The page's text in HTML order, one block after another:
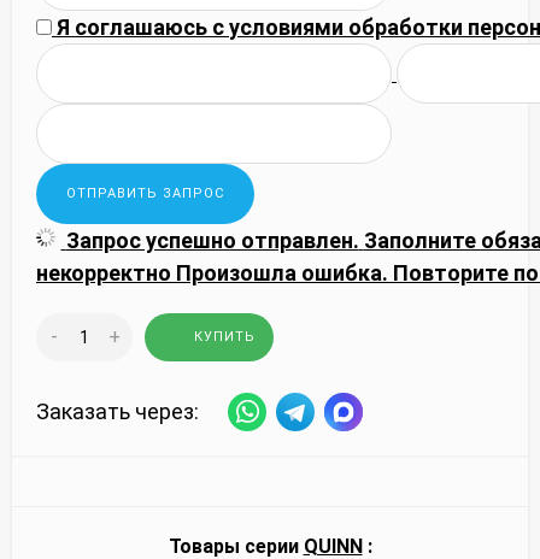
Я соглашаюсь сусловиями обработки
Запрос успешно отправлен. Заполните
некорректно Произошла ошибка. Повторите
- + КУПИТЬ
Заказать через:
Товары серии QUINN: